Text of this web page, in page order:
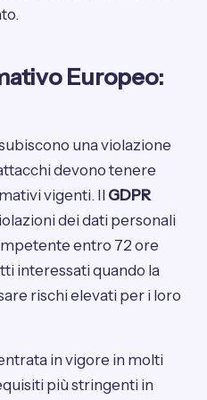
Europeo:
una violazione
devono tenere
vigenti. Il GDPR
dei dati personali
entro 72 ore
interessati quando la
rischi elevati per i loro
in vigore in molti
più stringenti in